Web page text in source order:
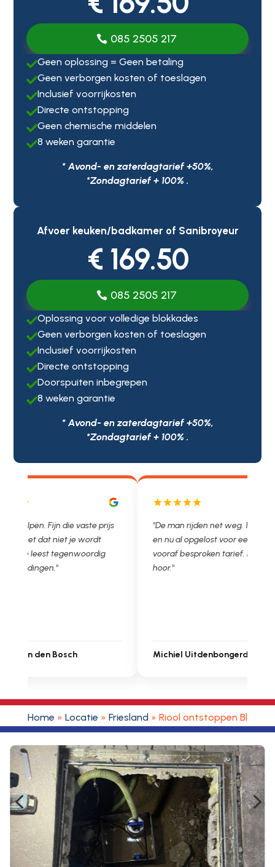
085 2505 217
Geen oplossing = Geen betaling
Geen verborgen kosten of toeslagen
Inclusief voorrijkosten
Directe ontstopping
Geen chemische middelen
8 weken garantie
* Avond- en zaterdagtarief +50%,
*Zondagtarief + 100% .
Afvoer keuken/badkamer of Sanibroyeur
€ 169.50
085 2505 217
Oplossing voor volledige blokkades
Geen verborgen kosten of toeslagen
Inclusief voorrijkosten
Directe ontstopping
Doorspuiten inbegrepen
8 weken garantie
* Avond- en zaterdagtarief +50%,
*Zondagtarief + 100% .
"De man rijden net weg. 11.00 gebeld
en nu al opgelost voor een vast en
vooraf besproken tarief. Lekker
hoor."
Michiel Uitdenbongerd
"Wat een fijn
met een
je niet zo goed
Sarah Touat
Home » Locatie » Friesland » Riool ontstoppen Blije
4 5